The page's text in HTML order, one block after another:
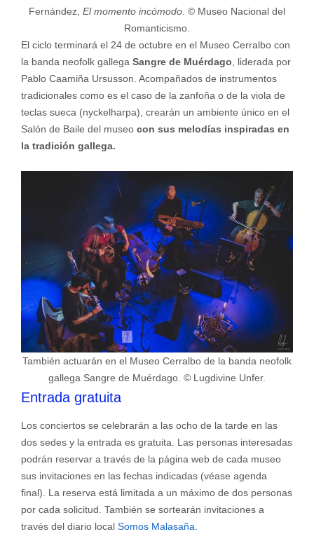
Fernández, El momento incómodo. © Museo Nacional del
Romanticismo.
El ciclo terminará el 24 de octubre en el Museo Cerralbo con
la banda neofolk gallega Sangre de Muérdago , liderada por
Pablo Caamiña Ursusson. Acompañados de instrumentos
tradicionales como es el caso de la zanfoña o de la viola de
teclas sueca (nyckelharpa), crearán un ambiente único en el
Salón de Baile del museo con sus melodías inspiradas en
la tradición gallega.
También actuarán en el Museo Cerralbo de la banda neofolk
gallega Sangre de Muérdago. © Lugdivine Unfer.
Entrada gratuita
Los conciertos se celebrarán a las ocho de la tarde en las
dos sedes y la entrada es gratuita. Las personas interesadas
podrán reservar a través de la página web de cada museo
sus invitaciones en las fechas indicadas (véase agenda
final). La reserva está limitada a un máximo de dos personas
por cada solicitud. También se sortearán invitaciones a
través del diario local Somos Malasaña.